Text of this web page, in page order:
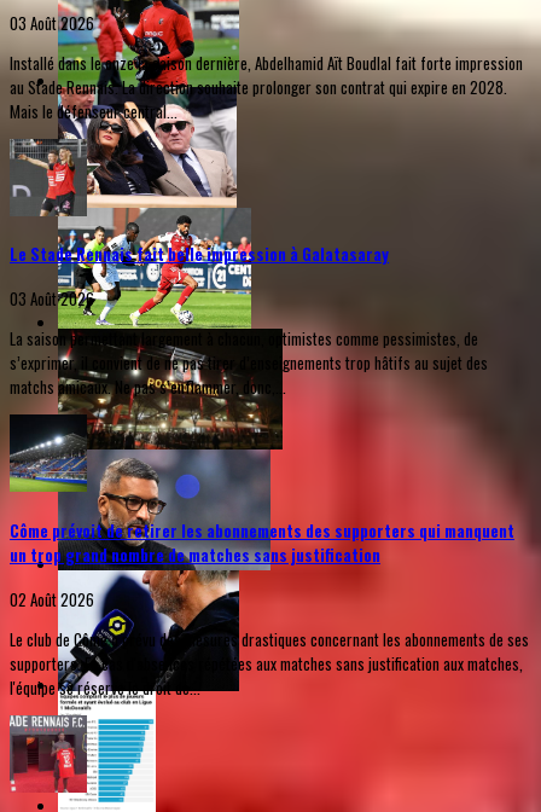
03 Août 2026
Installé dans le onze la saison dernière, Abdelhamid Aït Boudlal fait forte impression
au Stade Rennais. La direction souhaite prolonger son contrat qui expire en 2028.
Mais le défenseur central...
Le Stade Rennais fait belle impression à Galatasaray
03 Août 2026
La saison permettant largement à chacun, optimistes comme pessimistes, de
s’exprimer, il convient de ne pas tirer d’enseignements trop hâtifs au sujet des
matchs amicaux. Ne pas s’enflammer, donc,...
Côme prévoit de retirer les abonnements des supporters qui manquent
un trop grand nombre de matches sans justification
02 Août 2026
Le club de Côme a prévu des mesures drastiques concernant les abonnements de ses
supporters. En cas d'absences répétées aux matches sans justification aux matches,
l'équipe se réserve le droit de...